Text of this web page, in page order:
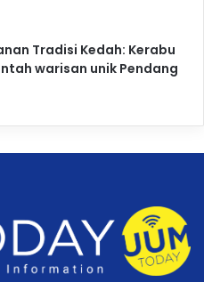
Tradisi Kedah: Kerabu
warisan unik Pendang